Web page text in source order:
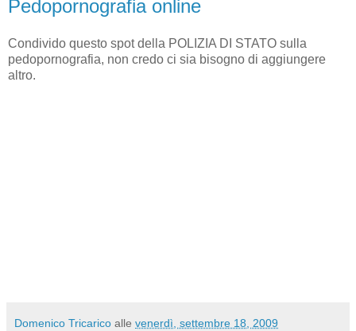
Pedopornografia online
Condivido questo spot della POLIZIA DI STATO sulla
pedopornografia, non credo ci sia bisogno di aggiungere
altro.
Domenico Tricarico alle venerdì, settembre 18, 2009